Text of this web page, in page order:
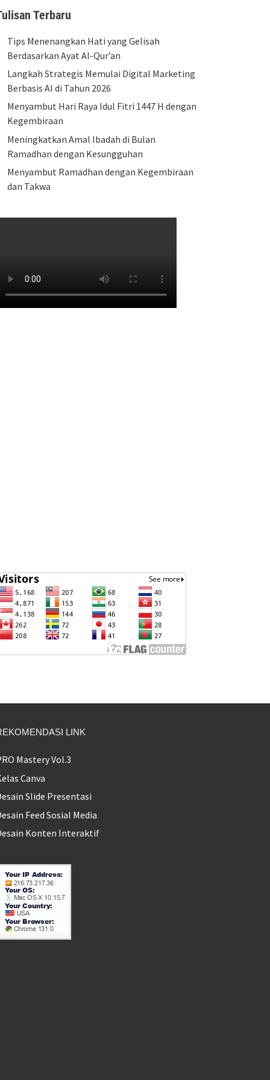
Terbaru
Tips Menenangkan Hati yang Gelisah
Berdasarkan Ayat Al-Qur’an
Langkah Strategis Memulai Digital Marketing
Berbasis AI di Tahun 2026
Menyambut Hari Raya Idul Fitri 1447 H dengan
Kegembiraan
Meningkatkan Amal Ibadah di Bulan
Ramadhan dengan Kesungguhan
Menyambut Ramadhan dengan Kegembiraan
dan Takwa
LINK
Mastery Vol.3
Canva
Slide Presentasi
Feed Sosial Media
Konten Interaktif